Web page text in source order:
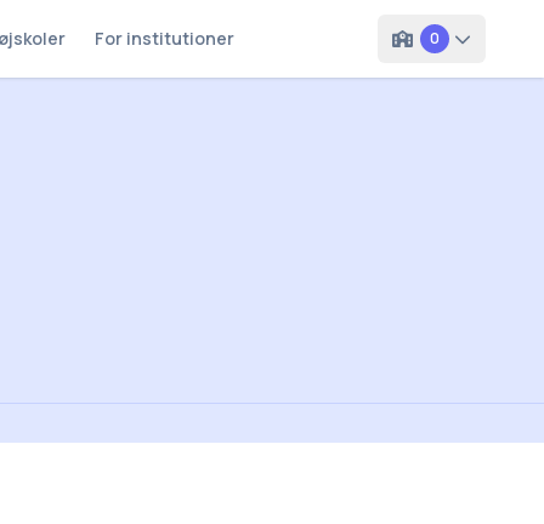
For institutioner 0